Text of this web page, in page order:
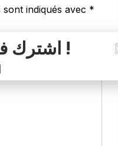
indiqués avec *
اشترك في نشرتنا الإخبارية !